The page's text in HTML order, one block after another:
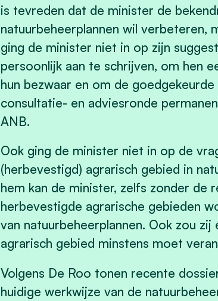
is tevreden dat de minister de
natuurbeheerplannen wil
ging de minister niet in op zijn
persoonlijk aan te schrijven, om hen
hun bezwaar en om de
consultatie- en adviesronde
ANB.
Ook ging de minister niet in op de
(herbevestigd) agrarisch gebied in
hem kan de minister, zelfs zonder
herbevestigde agrarische gebieden
van natuurbeheerplannen. Ook zou
agrarisch gebied minstens moet
Volgens De Roo tonen recente
huidige werkwijze van de